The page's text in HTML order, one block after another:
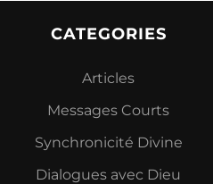
CATEGORIES
Articles
Messages Courts
Synchronicité Divine
Dialogues avec Dieu